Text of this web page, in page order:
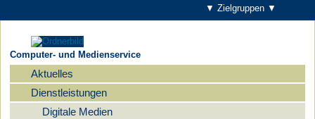
▼ Zielgruppen ▼
Computer- und Medienservice
Navigation
Aktuelles
Dienstleistungen
Digitale Medien